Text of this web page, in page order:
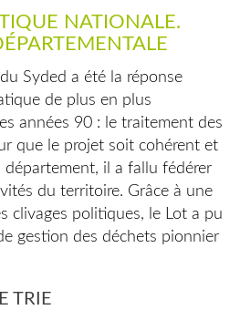
NATIONALE.
Syded a été la réponse
de plus en plus
années 90 : le traitement des
que le projet soit cohérent et
département, il a fallu fédérer
du territoire. Grâce à une
clivages politiques, le Lot a pu
gestion des déchets pionnier
TRIE